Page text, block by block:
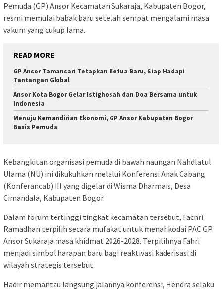
Pemuda (GP) Ansor Kecamatan Sukaraja, Kabupaten Bogor,
resmi memulai babak baru setelah sempat mengalami masa
vakum yang cukup lama.
READ MORE
GP Ansor Tamansari Tetapkan Ketua Baru, Siap Hadapi
Tantangan Global
Ansor Kota Bogor Gelar Istighosah dan Doa Bersama untuk
Indonesia
Menuju Kemandirian Ekonomi, GP Ansor Kabupaten Bogor
Basis Pemuda
Kebangkitan organisasi pemuda di bawah naungan Nahdlatul
Ulama (NU) ini dikukuhkan melalui Konferensi Anak Cabang
(Konferancab) III yang digelar di Wisma Dharmais, Desa
Cimandala, Kabupaten Bogor.
Dalam forum tertinggi tingkat kecamatan tersebut, Fachri
Ramadhan terpilih secara mufakat untuk menahkodai PAC GP
Ansor Sukaraja masa khidmat 2026-2028. Terpilihnya Fahri
menjadi simbol harapan baru bagi reaktivasi kaderisasi di
wilayah strategis tersebut.
Hadir memantau langsung jalannya konferensi, Hendra selaku